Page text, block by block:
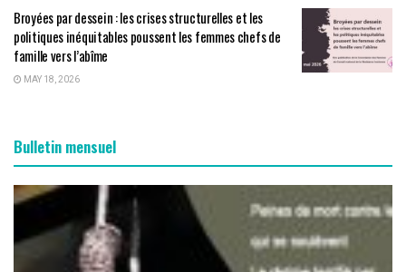
Broyées par dessein : les crises structurelles et les
politiques inéquitables poussent les femmes chefs de
famille vers l’abîme
MAY 18, 2026
Bulletin mensuel